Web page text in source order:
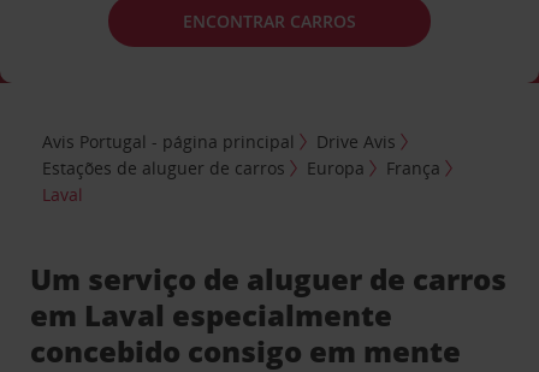
ENCONTRAR CARROS
Avis Portugal - página principal
Drive Avis
Estações de aluguer de carros
Europa
França
Laval
Um serviço de aluguer de carros
em Laval especialmente
concebido consigo em mente